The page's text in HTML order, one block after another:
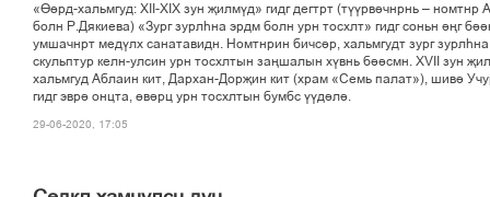
«Ґґрд-хальмгуд: XII-XIX зун љилмўд» гидг дегтрт (тўўрвічнрнь – номтнр
болн Р.Дякиева) «Зург зурлєна эрдм болн урн тосхлт» гидг соньн іњг
умшачнрт медўлх санатавидн. Номтнрин бичсір, хальмгудт зург
скульптур келн-улсин урн тосхлтын зањшалын хўвнь біісмн. XVII зун
хальмгуд Аблаин кит, Дархан-Дорљин кит (храм «Семь палат»), шиві
гидг эврі онцта, ґвірц урн тосхлтын бумбс ўўділі.
29-06-2020, 17:05